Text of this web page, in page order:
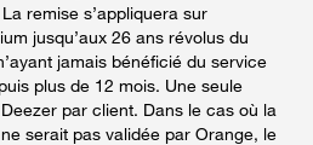
remise s’appliquera sur
jusqu’aux 26 ans révolus du
jamais bénéficié du service
plus de 12 mois. Une seule
par client. Dans le cas où la
serait pas validée par Orange, le